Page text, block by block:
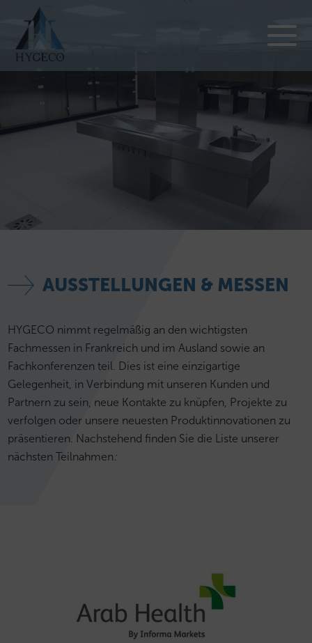
AUSSTELLUNGEN & MESSEN
HYGECO nimmt regelmäßig an den wichtigsten
Fachmessen in Frankreich und im Ausland sowie an
Fachkonferenzen teil. Dies ist eine einzigartige
Gelegenheit, in Verbindung mit unseren Kunden und
Partnern zu sein, neue Kontakte zu knüpfen, Projekte zu
verfolgen oder unsere neuesten Produktinnovationen zu
präsentieren. Nachstehend finden Sie die Liste unserer
nächsten Teilnahmen: